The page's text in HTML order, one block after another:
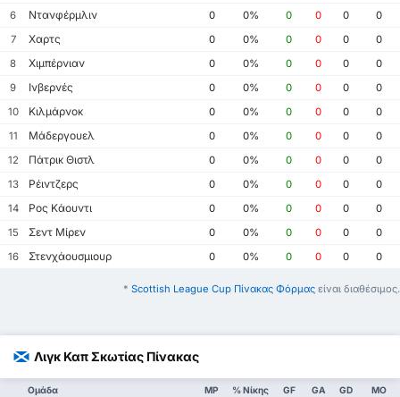
6
Ντανφέρμλιν 0 0% 0 0 0
0
7
Χαρτς 0 0% 0 0 0
0
8
Χιμπέρνιαν 0 0% 0 0 0
0
9
Ινβερνές 0 0% 0 0 0
0
10
Κιλμάρνοκ 0 0% 0 0 0
0
11
Μάδεργουελ 0 0% 0 0 0
0
12
Πάτρικ Θιστλ 0 0% 0 0 0
0
13
Ρέιντζερς 0 0% 0 0 0
0
14
Ρος Κάουντι 0 0% 0 0 0
0
15
Σεντ Μίρεν 0 0% 0 0 0
0
16
Στενχάουσμιουρ 0 0% 0 0 0 0
* Scottish League Cup Πίνακας Φόρμας είναι διαθέσιμος.
Λιγκ Καπ Σκωτίας Πίνακας
Ομάδα MP % Νίκης GF GA GD ΜΟ